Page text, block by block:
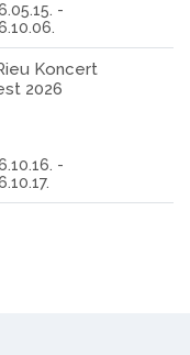
-
Koncert
2026
-